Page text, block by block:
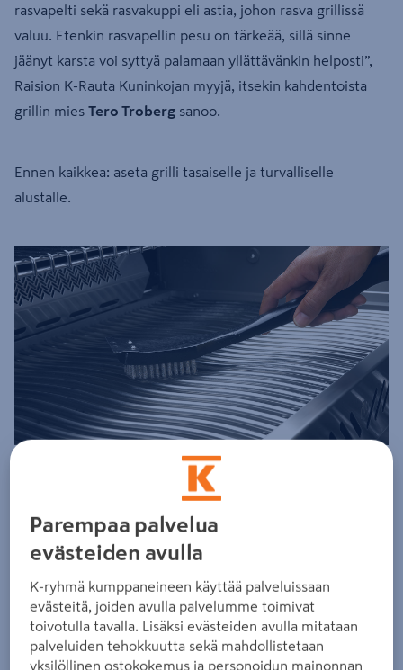
rasvapelti sekä rasvakuppi eli astia, johon rasva grillissä
valuu. Etenkin rasvapellin pesu on tärkeää, sillä sinne
jäänyt karsta voi syttyä palamaan yllättävänkin helposti”,
Raision K-Rauta Kuninkojan myyjä, itsekin kahdentoista
grillin mies Tero Troberg sanoo.
Ennen kaikkea: aseta grilli tasaiselle ja turvalliselle
alustalle.
Putsaa grilli polttimia myöten
Aloita tarkistamalla silmämääräisesti grillin eri osien
kunto. Kaavi ensin rasvapellille ja -kuppiin kerääntynyt
karsta pois puu- tai muovilastalla ja vie roskiin. Sen jälkeen
pese sekä pelti että kuppi huolellisesti grillien
puhdistukseen tarkoitetulla pesuaineella ja kuumalla
vedellä.
Parempaa palvelua
evästeiden avulla
K-ryhmä kumppaneineen käyttää palveluissaan
evästeitä, joiden avulla palvelumme toimivat
toivotulla tavalla. Lisäksi evästeiden avulla mitataan
palveluiden tehokkuutta sekä mahdollistetaan
yksilöllinen ostokokemus ja personoidun mainonnan